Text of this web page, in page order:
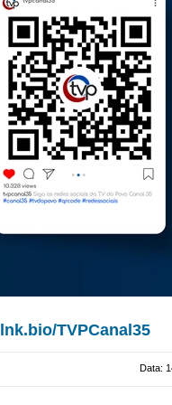
lnk.bio/TVPCanal35
Data: